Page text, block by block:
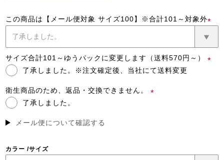
この商品は【メール便対象 サイズ100】※合計101～対象外
(必
須)
サイズ合計101～ゆうパックに変更します（送料570円～）
了承しました。※注文確定後、当社にて送料変更
衛生商品のため、返品・交換できません。
了承しました。
メール便について確認する
カラー サイズ